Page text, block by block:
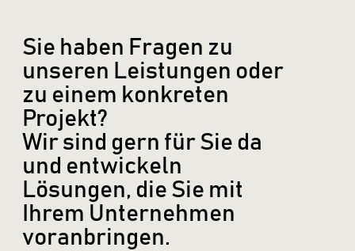
Sie haben Fragen zu
unseren Leistungen oder
zu einem konkreten
Projekt?
Wir sind gern für Sie da
und entwickeln
Lösungen, die Sie mit
Ihrem Unternehmen
voranbringen.